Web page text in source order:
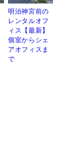
明治神宮前の
レンタルオフ
ィス【最新】
個室からシェ
アオフィスま
で